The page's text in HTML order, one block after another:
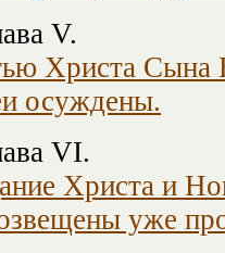
V.
Христа Сына
осуждены.
VI.
Христа и
уже